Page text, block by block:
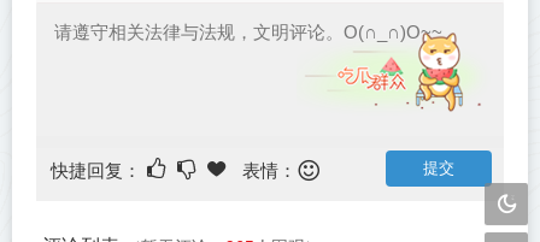
快捷回复： 表情：